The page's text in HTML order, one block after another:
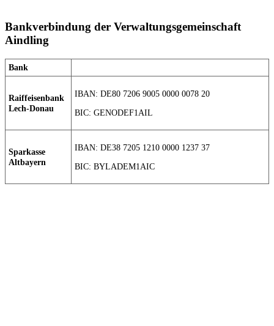
Bankverbindung der Verwaltungsgemeinschaft
Aindling
Bank
Raiffeisenbank
Lech-Donau
IBAN: DE80 7206 9005 0000 0078 20
BIC: GENODEF1AIL
Sparkasse
Altbayern
IBAN: DE38 7205 1210 0000 1237 37
BIC: BYLADEM1AIC